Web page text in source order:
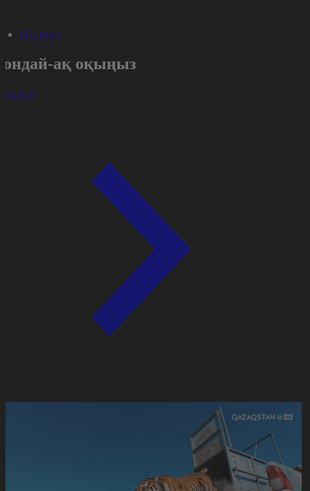
#Портал
ақ оқыңыз